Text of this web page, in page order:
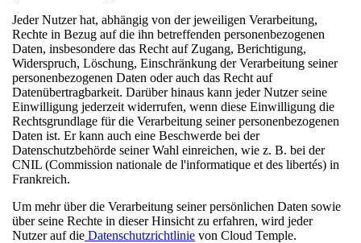
Jeder Nutzer hat, abhängig von der jeweiligen Verarbeitung,
Rechte in Bezug auf die ihn betreffenden personenbezogenen
Daten, insbesondere das Recht auf Zugang, Berichtigung,
Widerspruch, Löschung, Einschränkung der Verarbeitung seiner
personenbezogenen Daten oder auch das Recht auf
Datenübertragbarkeit. Darüber hinaus kann jeder Nutzer seine
Einwilligung jederzeit widerrufen, wenn diese Einwilligung die
Rechtsgrundlage für die Verarbeitung seiner personenbezogenen
Daten ist. Er kann auch eine Beschwerde bei der
Datenschutzbehörde seiner Wahl einreichen, wie z. B. bei der
CNIL (Commission nationale de l'informatique et des libertés) in
Frankreich.
Um mehr über die Verarbeitung seiner persönlichen Daten sowie
über seine Rechte in dieser Hinsicht zu erfahren, wird jeder
Nutzer auf die Datenschutzrichtlinie von Cloud Temple.